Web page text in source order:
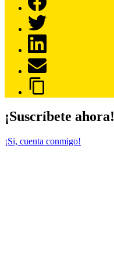
¡Suscríbete ahora!
¡Si, cuenta conmigo!